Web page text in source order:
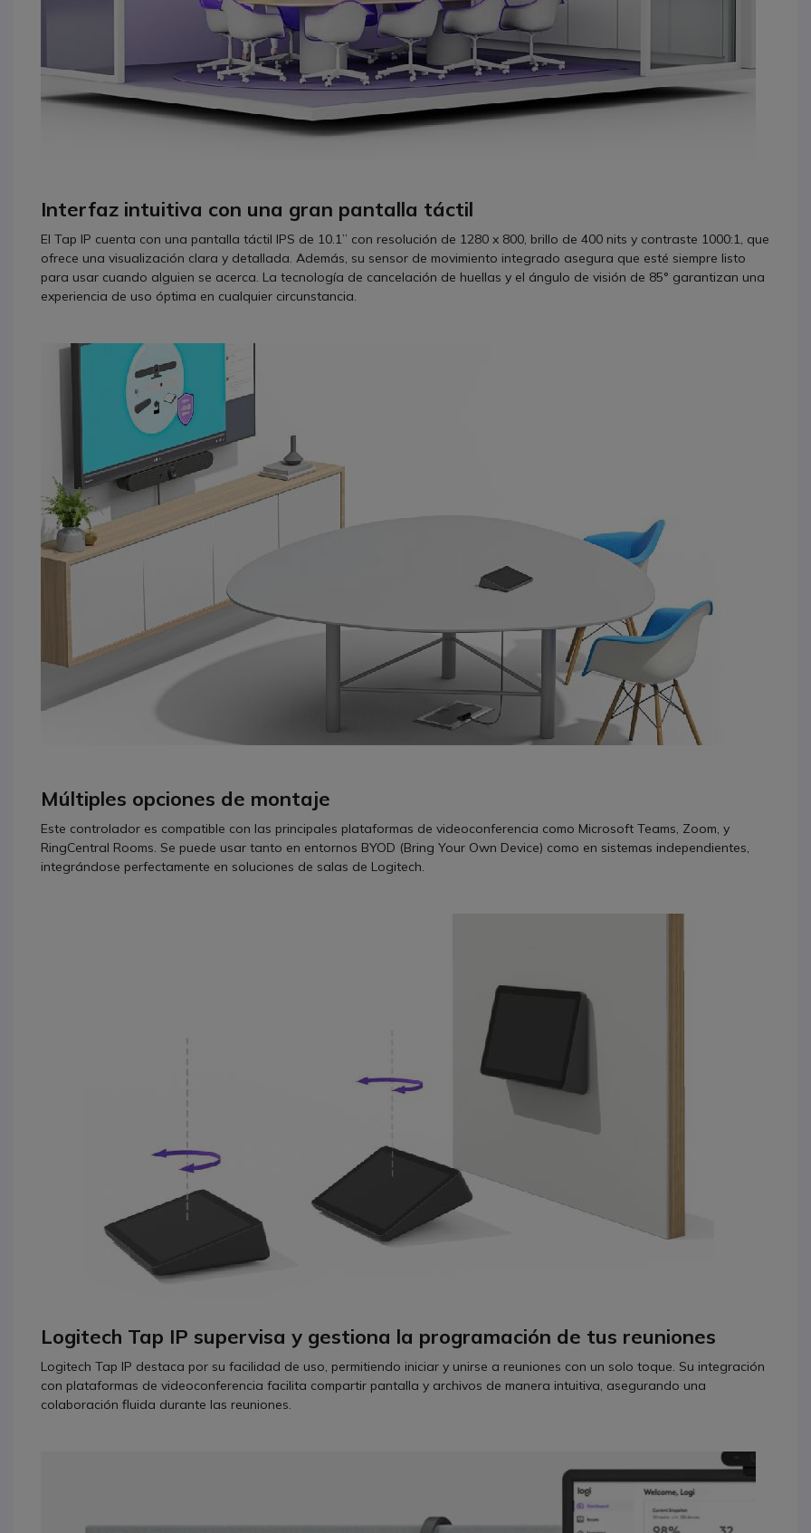
Interfaz intuitiva con una gran pantalla táctil
El Tap IP cuenta con una pantalla táctil IPS de 10.1” con resolución de 1280 x 800, brillo de 400 nits y contraste 1000:1, que
ofrece una visualización clara y detallada. Además, su sensor de movimiento integrado asegura que esté siempre listo
para usar cuando alguien se acerca. La tecnología de cancelación de huellas y el ángulo de visión de 85° garantizan una
experiencia de uso óptima en cualquier circunstancia.
Múltiples opciones de montaje
Este controlador es compatible con las principales plataformas de videoconferencia como Microsoft Teams, Zoom, y
RingCentral Rooms. Se puede usar tanto en entornos BYOD (Bring Your Own Device) como en sistemas independientes,
integrándose perfectamente en soluciones de salas de Logitech.
Logitech Tap IP supervisa y gestiona la programación de tus reuniones
Logitech Tap IP destaca por su facilidad de uso, permitiendo iniciar y unirse a reuniones con un solo toque. Su integración
con plataformas de videoconferencia facilita compartir pantalla y archivos de manera intuitiva, asegurando una
colaboración fluida durante las reuniones.